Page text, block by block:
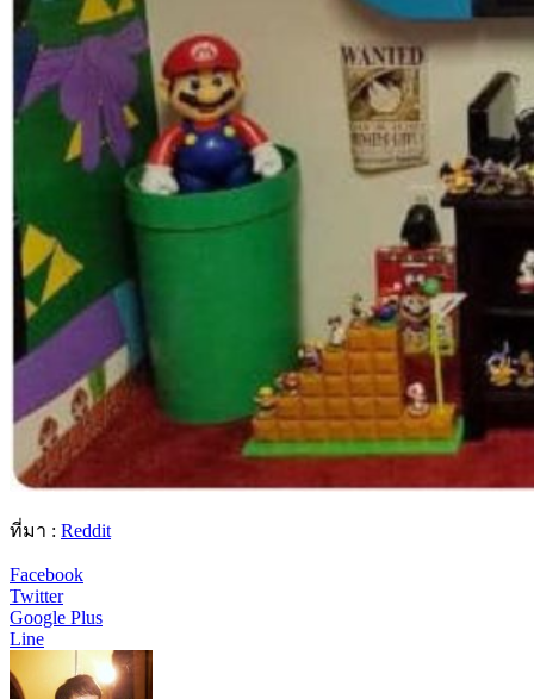
ที่มา : Reddit
Facebook
Twitter
Google Plus
Line